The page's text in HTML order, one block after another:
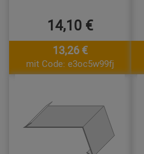
14,10 €
13,26 €
mit Code: e3oc5w99fj